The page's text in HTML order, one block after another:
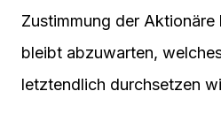
Zustimmung der Aktionäre
bleibt abzuwarten,
letztendlich durchsetzen